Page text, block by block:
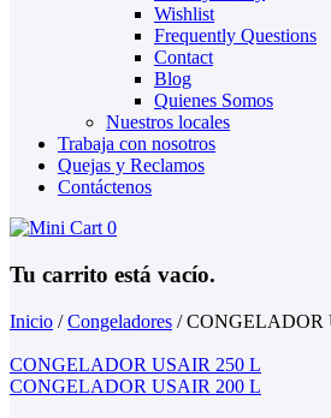
Wishlist
Frequently Questions
Contact
Blog
Quienes Somos
Nuestros locales
Trabaja con nosotros
Quejas y Reclamos
Contáctenos
0
Tu carrito está vacío.
Inicio / Congeladores /CONGELADOR
CONGELADOR USAIR 250 L
CONGELADOR USAIR 200 L